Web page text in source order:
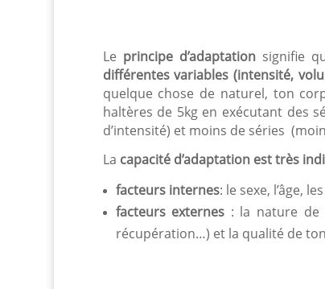
Le principe d’adaptationsignifie
différentes variables (intensité,
quelque chose de naturel, ton
haltères de 5kg en exécutant des
d’intensité) et moins de séries
La capacité d’adaptation est très
facteurs internes: le sexe, l’âge,
facteurs externes : la nature de
récupération…) et la qualité de